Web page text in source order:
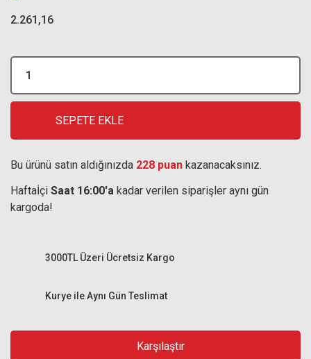
2.261,16
SEPETE EKLE
Bu ürünü satın aldığınızda 228 puan kazanacaksınız.
Haftaİçi Saat 16:00'a kadar verilen siparişler aynı gün
kargoda!
Kurye ile Aynı Gün Teslimat
3000TL Üzeri Ücretsiz Kargo
Karşılaştır